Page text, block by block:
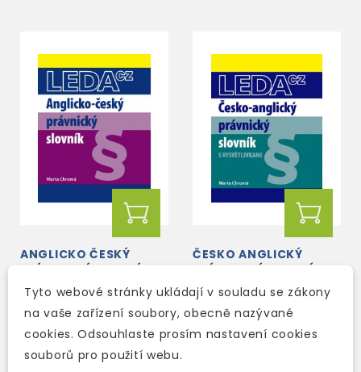
ANGLICKO ČESKÝ
PRÁVNICKÝ SLOVNÍK
skladem (ihned
expedujeme)
490 Kč -15% 417 Kč
ČESKO ANGLICKÝ
PRÁVNICKÝ SLOVNÍK S
VYSVĚTLIVKAMI
skladem (ihned
expedujeme)
Tyto webové stránky ukládají v souladu se zákony
na vaše zařízení soubory, obecně nazývané
cookies. Odsouhlaste prosím nastavení cookies
souborů pro použití webu.